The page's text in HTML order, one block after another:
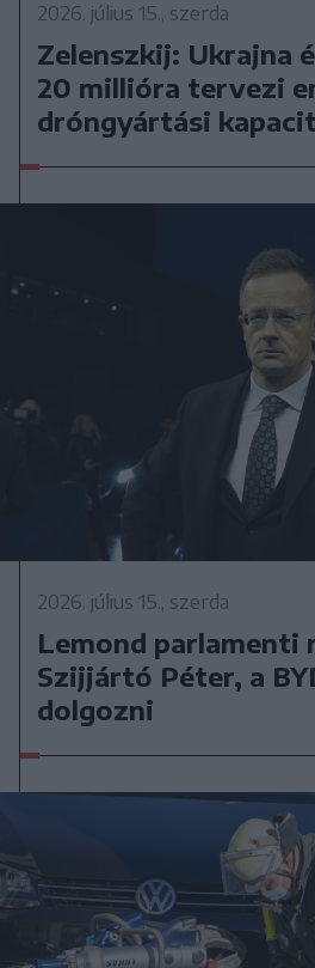
2026. július 15., szerda
Zelenszkij: Ukrajna
20 millióra tervezi
dróngyártási
2026. július 15., szerda
Lemond parlamenti
Szijjártó Péter, a
dolgozni